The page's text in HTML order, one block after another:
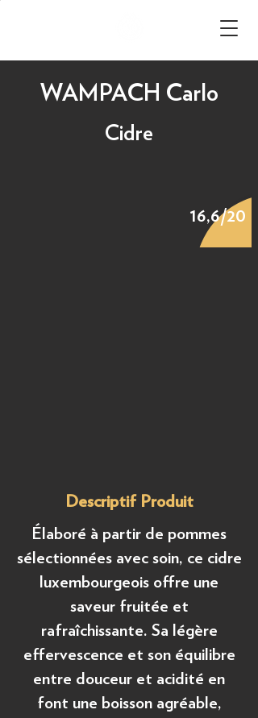
WAMPACH Carlo
Cidre
16,6/20
Descriptif Produit
Élaboré à partir de pommes
sélectionnées avec soin, ce cidre
luxembourgeois offre une
saveur fruitée et
rafraîchissante. Sa légère
effervescence et son équilibre
entre douceur et acidité en
font une boisson agréable,